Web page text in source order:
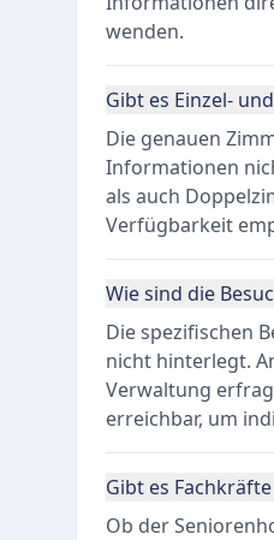
wenden.
Gibt es Einzel-
Die genauen
Informationen
als auch
Verfügbarkeit
Wie sind die
Die spezifischen
nicht hinterlegt.
Verwaltung
erreichbar, um
Gibt es
Ob der